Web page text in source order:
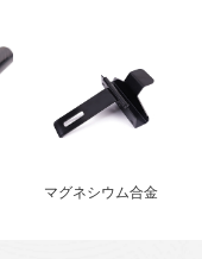
マグネシウム合金